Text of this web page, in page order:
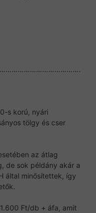
s korú, nyári
tölgy és cser
az átlag
de sok példány akár a
által minősítettek, így
Ft/db + áfa, amit